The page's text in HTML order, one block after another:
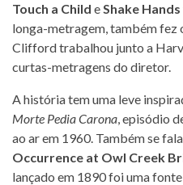
Touch a Child eShake
longa-metragem, também fez
Clifford trabalhou junto a
curtas-metragens do diretor.
A história tem uma leve
Morte Pedia Carona, episódio
ao ar em 1960. Também se
Occurrence at Owl Creek
lançado em 1890 foi uma